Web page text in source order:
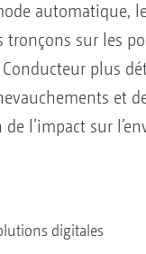
automatique,
tronçons sur les
plus
et
l’impact sur
digitales